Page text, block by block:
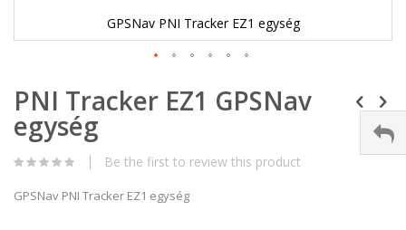
GPSNav PNI Tracker EZ1 egység
a
képgaléria
elejére
PNI Tracker EZ1 GPSNav
egység
Be the first to review this product
GPSNav PNI Tracker EZ1 egység